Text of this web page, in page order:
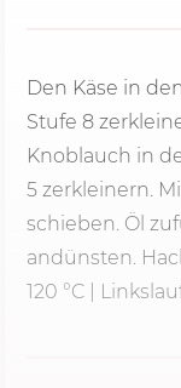
Den Käse in
Stufe 8
Knoblauch in
5 zerkleinern.
schieben. Öl
andünsten.
120 °C |